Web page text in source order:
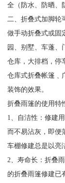
全（防水、防晒、
二、折叠式加脚轮
做手动折叠式或固
园、别墅、车蓬、
仓库，大排档，停
仓库式折叠帐篷﹑
装饰的效果。
折叠雨篷的使用特
1、自洁性：修建
而不易沾灰，即便
车棚修建总是以亮
2、寿命长：折叠
的折叠雨篷修建已